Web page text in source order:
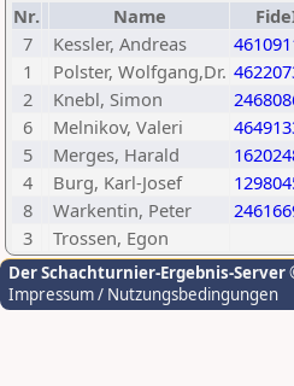
Nr. Name
7
Kessler, Andreas
1
Polster, Wolfgang,Dr.
2
Knebl, Simon
6
Melnikov, Valeri
5
Merges, Harald
4
Burg, Karl-Josef
8
Warkentin, Peter
3
Trossen, Egon
Der Schachturnier-Ergebnis-Server
Impressum / Nutzungsbedingungen